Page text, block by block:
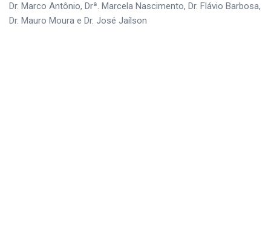
Dr. Marco Antônio, Drª. Marcela Nascimento, Dr. Flávio Barbosa,
Dr. Mauro Moura e Dr. José Jaílson